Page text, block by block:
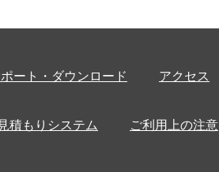
ート・ダウンロード アクセス
積もりシステム ご利用上の注意